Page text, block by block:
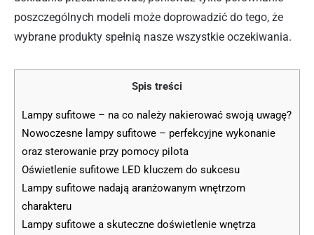
poszczególnych modeli może doprowadzić do tego, że
wybrane produkty spełnią nasze wszystkie oczekiwania.
Spis treści
Lampy sufitowe – na co należy nakierować swoją uwagę?
Nowoczesne lampy sufitowe – perfekcyjne wykonanie
oraz sterowanie przy pomocy pilota
Oświetlenie sufitowe LED kluczem do sukcesu
Lampy sufitowe nadają aranżowanym wnętrzom
charakteru
Lampy sufitowe a skuteczne doświetlenie wnętrza